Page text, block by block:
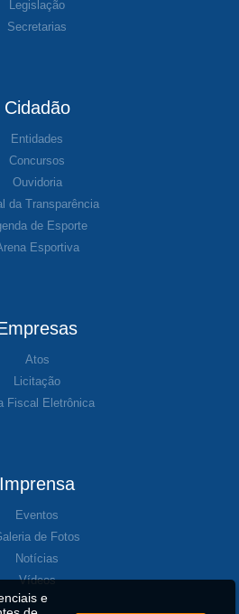
Legislação
Secretarias
Cidadão
Entidades
Concursos
Ouvidoria
da Transparência
de Esporte
Esportiva
Atos
Licitação
Fiscal Eletrônica
Imprensa
Eventos
de Fotos
Notícias
Vídeos
e